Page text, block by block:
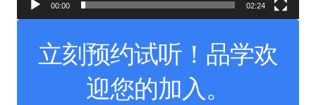
00:00 02:24
立刻预约试听！品学欢
迎您的加入。